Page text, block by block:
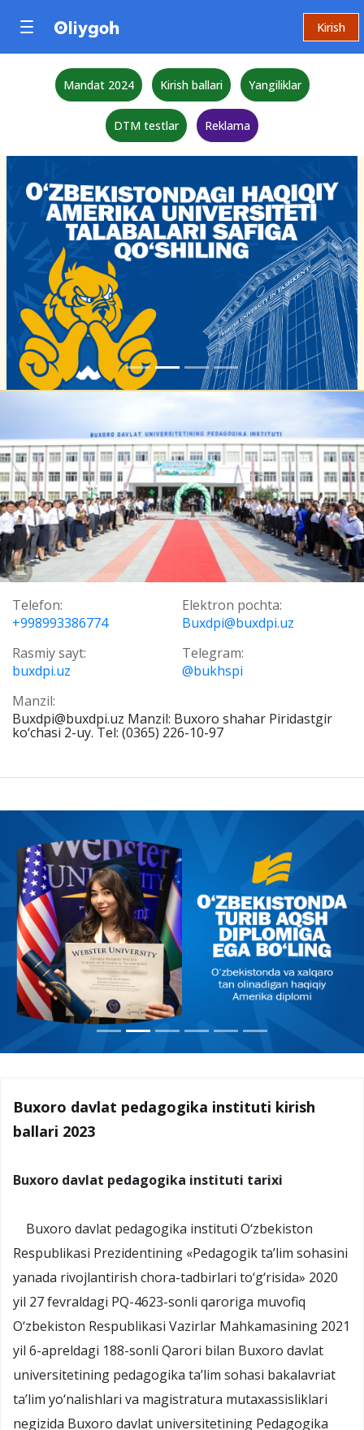
Kirish
Mandat 2024 Kirish ballari Yangiliklar
DTM testlar Reklama
Telefon:
+998993386774
Elektron pochta:
Buxdpi@buxdpi.uz
Rasmiy sayt:
buxdpi.uz
Telegram:
@bukhspi
Manzil:
Buxdpi@buxdpi.uz Manzil: Buxoro shahar Piridastgir
ko‘chasi 2-uy. Tel: (0365) 226-10-97
Buxoro davlat pedagogika instituti kirish
ballari 2023
Buxoro davlat pedagogika instituti tarixi
Buxoro davlat pedagogika instituti O‘zbekiston
Respublikasi Prezidentining «Pedagogik ta’lim sohasini
yanada rivojlantirish chora-tadbirlari to‘g‘risida» 2020
yil 27 fevraldagi PQ-4623-sonli qaroriga muvofiq
O‘zbekiston Respublikasi Vazirlar Mahkamasining 2021
yil 6-apreldagi 188-sonli Qarori bilan Buxoro davlat
universitetining pedagogika ta’lim sohasi bakalavriat
ta’lim yo‘nalishlari va magistratura mutaxassisliklari
negizida Buxoro davlat universitetining Pedagogika